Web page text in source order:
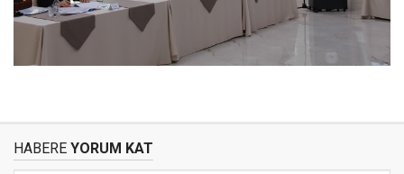
HABERE YORUM KAT